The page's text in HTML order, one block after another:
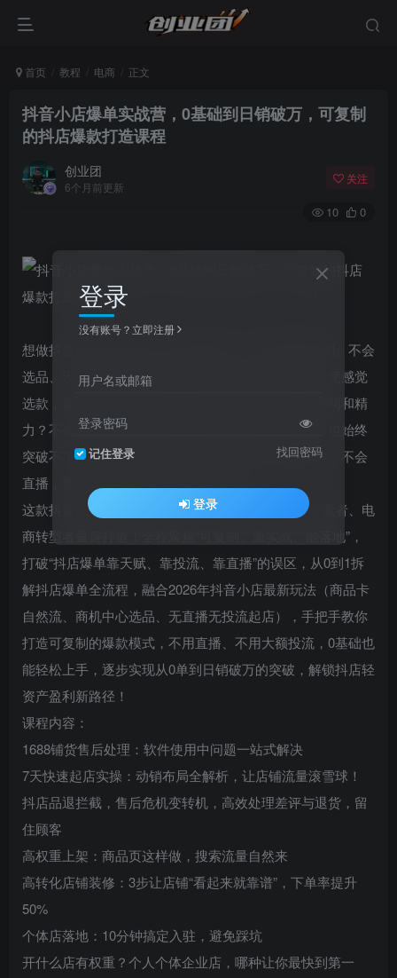
首页 教程 电商 正文
抖音小店爆单实战营，0基础到日销破万，可复制
的抖店爆款打造课程
创业团
6个月前更新
关注
10 0
想做抖音小店却无从下手？0基础小白，不懂平台规则、不会
选品、没流量，上架商品常年无人问津？盲目铺货、凭感觉
选款，要么没曝光，要么有曝光没转化，白白浪费时间和精
力？不会优化商品、不懂引流逻辑，哪怕勉强出单，也始终
突破不了瓶颈，离日销破万遥不可及？担心投流烧钱、不会
直播，觉得抖店爆单只是“别人的神话”？
这款抖音小店爆单实战营，专为0基础新手、副业探索者、电
商转型者量身打造！全程聚焦“可复制、重实战、能落地”，
打破“抖店爆单靠天赋、靠投流、靠直播”的误区，从0到1拆
解抖店爆单全流程，融合2026年抖音小店最新玩法（商品卡
自然流、商机中心选品、无直播无投流起店），手把手教你
打造可复制的爆款模式，不用直播、不用大额投流，0基础也
能轻松上手，逐步实现从0单到日销破万的突破，解锁抖店轻
资产盈利新路径！
课程内容：
1688铺货售后处理：软件使用中问题一站式解决
7天快速起店实操：动销布局全解析，让店铺流量滚雪球！
抖店品退拦截，售后危机变转机，高效处理差评与退货，留
住顾客
高权重上架：商品页这样做，搜索流量自然来
高转化店铺装修：3步让店铺“看起来就靠谱”，下单率提升
50%
个体店落地：10分钟搞定入驻，避免踩坑
开什么店有权重？个人个体企业店，哪种让你最快到第一
登录
没有账号？立即注册
用户名或邮箱
登录密码
记住登录 找回密码
登录